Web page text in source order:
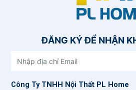
ĐĂNG KÝ ĐỂ NHẬN
Công Ty TNHH Nội Thất PL Home